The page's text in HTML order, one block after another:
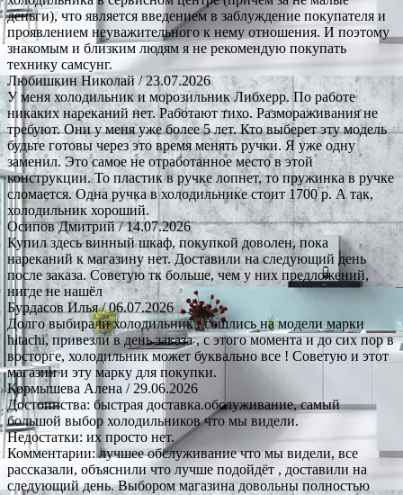
деньги), что является введением в заблуждение покупателя и
проявлением неуважительного к нему отношения. И поэтому
знакомым и близким людям я не рекомендую покупать
технику самсунг.
Любишкин Николай/ 23.07.2026
У меня холодильник и морозильник Либхерр. По работе
никаких нареканий нет. Работают тихо. Размораживания не
требуют. Они у меня уже более 5 лет. Кто выберет эту модель
будьте готовы через это время менять ручки. Я уже одну
заменил. Это самое не отработанное место в этой
конструкции. То пластик в ручке лопнет, то пружинка в ручке
сломается. Одна ручка в холодильнике стоит 1700 р. А так,
холодильник хороший.
Осипов Дмитрий/ 14.07.2026
Купил здесь винный шкаф, покупкой доволен, пока
нареканий к магазину нет. Доставили на следующий день
после заказа. Советую тк больше, чем у них предложений,
нигде не нашёл
Бурдасов Илья/ 06.07.2026
Долго выбирали холодильник , сошлись на модели марки
hitachi, привезли в день заказа , с этого момента и до сих пор в
восторге, холодильник может буквально все ! Советую и этот
магазин и эту марку для покупки.
Кормышева Алена / 29.06.2026
Достоинства: быстрая доставка.обслуживание, самый
большой выбор холодильников что мы видели.
Недостатки: их просто нет.
Комментарии: лучшее обслуживание что мы видели, все
рассказали, объяснили что лучше подойдёт , доставили на
следующий день. Выбором магазина довольны полностью